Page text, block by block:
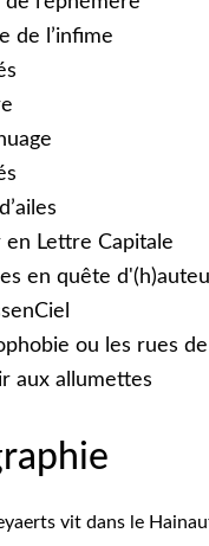
de l’infime
en Lettre Capitale
en quête
ou les rues
aux allumettes
vit dans le